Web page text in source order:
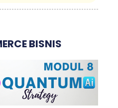
BISNIS